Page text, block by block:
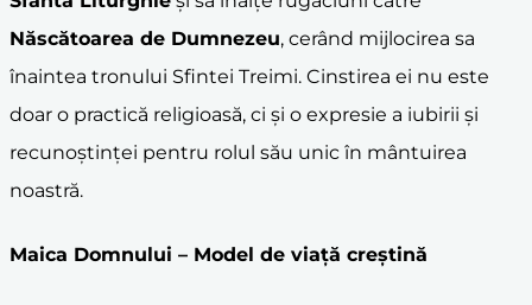
Născătoarea de Dumnezeu, cerând mijlocirea sa
înaintea tronului Sfintei Treimi. Cinstirea ei nu este
doar o practică religioasă, ci și o expresie a iubirii și
recunoștinței pentru rolul său unic în mântuirea
noastră.
Maica Domnului – Model de viață creștină